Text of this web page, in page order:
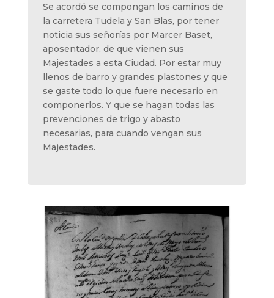
Se acordó se compongan los caminos de
la carretera Tudela y San Blas, por tener
noticia sus señorías por Marcer Baset,
aposentador, de que vienen sus
Majestades a esta Ciudad. Por estar muy
llenos de barro y grandes plastones y que
se gaste todo lo que fuere necesario en
componerlos. Y que se hagan todas las
prevenciones de trigo y abasto
necesarias, para cuando vengan sus
Majestades.